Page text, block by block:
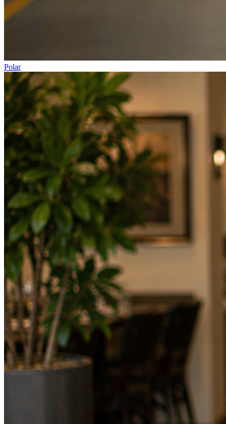
Polar